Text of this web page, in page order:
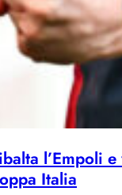
l’Empoli
Italia